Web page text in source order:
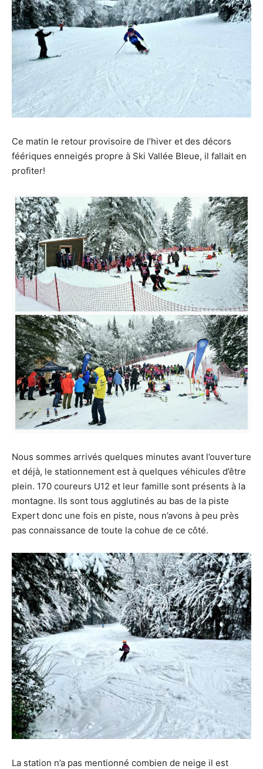
Ce matin le retour provisoire de l’hiver et des décors
féériques enneigés propre à Ski Vallée Bleue, il fallait en
profiter!
Nous sommes arrivés quelques minutes avant l’ouverture
et déjà, le stationnement est à quelques véhicules d’être
plein. 170 coureurs U12 et leur famille sont présents à la
montagne. Ils sont tous agglutinés au bas de la piste
Expert donc une fois en piste, nous n’avons à peu près
pas connaissance de toute la cohue de ce côté.
La station n’a pas mentionné combien de neige il est
moment.